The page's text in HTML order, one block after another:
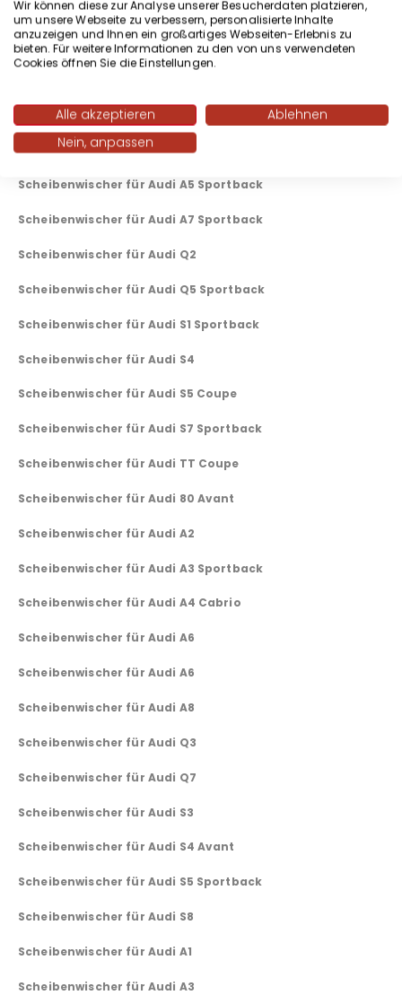
Scheibenwischer für Audi 80
Scheibenwischer für Audi A3 Limousine
Scheibenwischer für Audi A4 Avant
Scheibenwischer für Audi A5 Sportback
Scheibenwischer für Audi A7 Sportback
Scheibenwischer für Audi Q2
Scheibenwischer für Audi Q5 Sportback
Scheibenwischer für Audi S1 Sportback
Scheibenwischer für Audi S4
Scheibenwischer für Audi S5 Coupe
Scheibenwischer für Audi S7 Sportback
Scheibenwischer für Audi TT Coupe
Scheibenwischer für Audi 80 Avant
Scheibenwischer für Audi A2
Scheibenwischer für Audi A3 Sportback
Scheibenwischer für Audi A4 Cabrio
Scheibenwischer für Audi A6
Scheibenwischer für Audi A6
Scheibenwischer für Audi A8
Scheibenwischer für Audi Q3
Scheibenwischer für Audi Q7
Scheibenwischer für Audi S3
Scheibenwischer für Audi S4 Avant
Scheibenwischer für Audi S5 Sportback
Scheibenwischer für Audi S8
Scheibenwischer für Audi A1
Scheibenwischer für Audi A3
Wir können diese zur Analyse unserer Besucherdaten platzieren,
um unsere Webseite zu verbessern, personalisierte Inhalte
anzuzeigen und Ihnen ein großartiges Webseiten-Erlebnis zu
bieten. Für weitere Informationen zu den von uns verwendeten
Cookies öffnen Sie die Einstellungen.
Alle akzeptieren
Ablehnen
Nein, anpassen